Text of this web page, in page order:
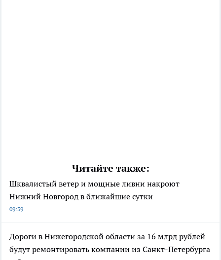
Читайте также:
Шквалистый ветер и мощные ливни накроют
Нижний Новгород в ближайшие сутки
09:39
Дороги в Нижегородской области за 16 млрд рублей
будут ремонтировать компании из Санкт-Петербурга